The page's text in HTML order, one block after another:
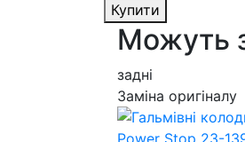
Купити
Можуть
задні
Заміна оригіналу